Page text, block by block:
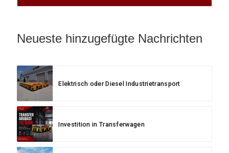
Neueste hinzugefügte Nachrichten
Elektrisch oder Diesel Industrietransport
Investition in Transferwagen